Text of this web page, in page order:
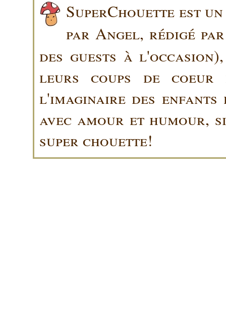
SuperChouette est
par Angel, rédigé
des guests à
leurs coups de
l'imaginaire des
avec amour et humour,
super chouette!